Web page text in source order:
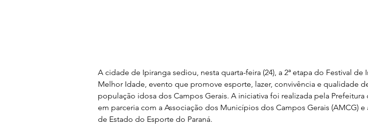
A cidade de Ipiranga sediou, nesta quarta-feira (24), a 2ª etapa do Festival de
Melhor Idade, evento que promove esporte, lazer, convivência e qualidade
população idosa dos Campos Gerais. A iniciativa foi realizada pela Prefeitura
em parceria com a Associação dos Municípios dos Campos Gerais (AMCG) e
de Estado do Esporte do Paraná.